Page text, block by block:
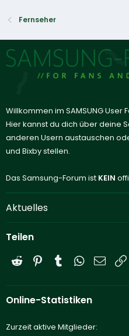
Fernseher
Willkommen im SAMSUNG User
Hier kannst du dich über deine
anderen Usern austauschen
und Bixby stellen.
Das Samsung-Forum ist KEIN
Aktuelles
Teilen
Reddit PinterestTumblrWhatsApp
E-Mail
Online-Statistiken
Zurzeit aktive Mitglieder